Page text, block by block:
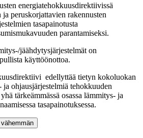
energiatehokkuusdirektiivissä
peruskorjattavien rakennusten
tasapainotusta
parantamiseksi.
jäähdytysjärjestelmät on
käyttöönottoa.
edellyttää tietyn kokoluokan
ohjausjärjestelmiä tehokkuuden
tärkeämmässä osassa lämmitys- ja
tasapainotuksessa.